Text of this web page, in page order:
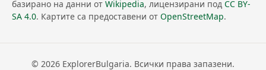
базирано на данни от Wikipedia, лицензирани под CC BY-
SA 4.0. Картите са предоставени от OpenStreetMap.
© 2026 ExplorerBulgaria. Всички права запазени.